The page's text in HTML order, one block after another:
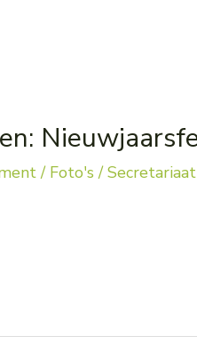
/ Foto's /Secretariaat